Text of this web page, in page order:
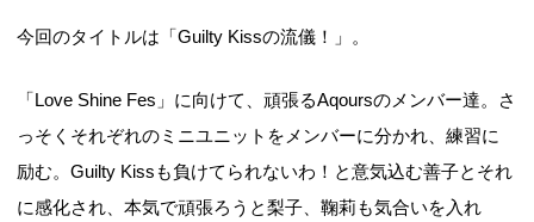
イコン21個ごとに40%の確率で判定が3秒
今回のタイトルは「Guilty Kissの流儀！」。
「Love Shine Fes」に向けて、頑張るAqoursのメンバー達。さ
っそくそれぞれのミニユニットをメンバーに分かれ、練習に
励む。Guilty Kissも負けてられないわ！と意気込む善子とそれ
に感化され、本気で頑張ろうと梨子、鞠莉も気合いを入れ